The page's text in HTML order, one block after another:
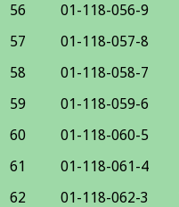
56
01-118-056-9
57
01-118-057-8
58
01-118-058-7
59
01-118-059-6
60
01-118-060-5
61
01-118-061-4
62
01-118-062-3